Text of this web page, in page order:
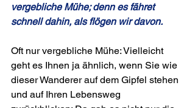
vergebliche Mühe; denn es fähret
schnell dahin, als flögen wir davon.
Oft nur vergebliche Mühe: Vielleicht
geht es Ihnen ja ähnlich, wenn Sie wie
dieser Wanderer auf dem Gipfel stehen
und auf Ihren Lebensweg